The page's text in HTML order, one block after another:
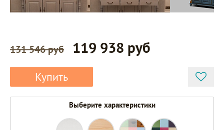
131 546 руб 119 938 руб
Купить
Выберите характеристики